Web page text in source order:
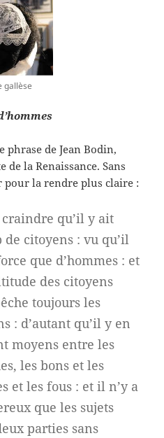
gallèse
phrase de Jean Bodin,
de la Renaissance. Sans
la rendre plus claire :
qu’il y ait
citoyens : vu qu’il
que d’hommes : et
des citoyens
toujours les
: d’autant qu’il y en
moyens entre les
les bons et les
et les fous : et il n’y a
que les sujets
parties sans